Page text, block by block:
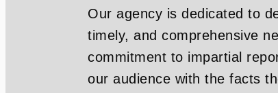
Our agency is dedicated to
timely, and comprehensive
commitment to impartial
our audience with the facts